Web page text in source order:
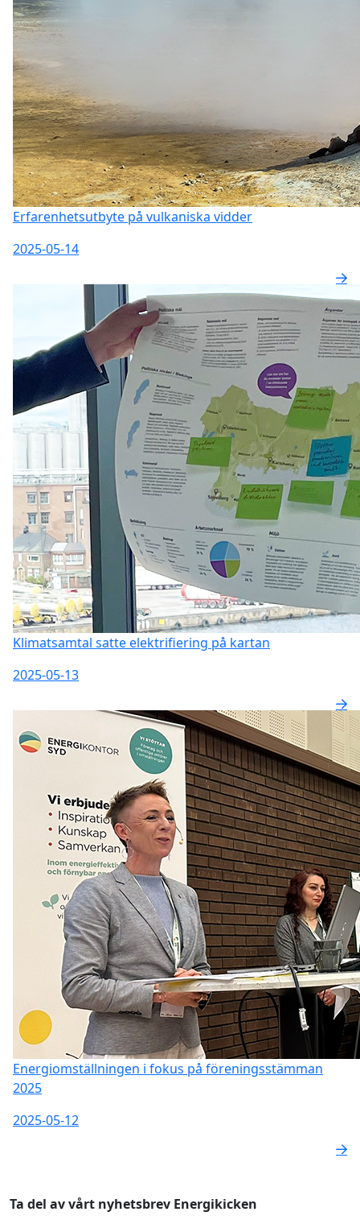
Erfarenhetsutbyte på vulkaniska vidder
2025-05-14
Klimatsamtal satte elektrifiering på kartan
2025-05-13
Energiomställningen i fokus på föreningsstämman
2025
2025-05-12
Ta del av vårt nyhetsbrev Energikicken